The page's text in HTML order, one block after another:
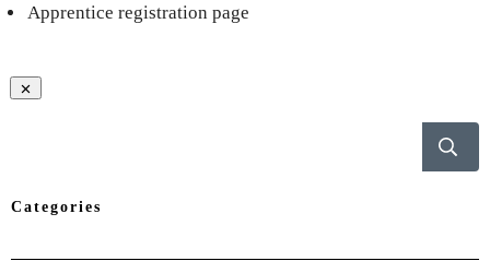
Apprentice registration page
Categories